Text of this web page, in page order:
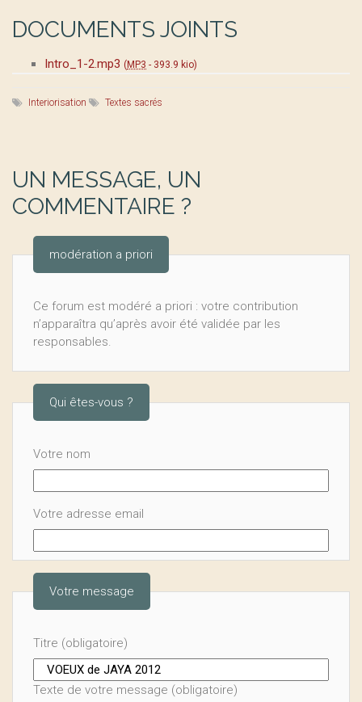
DOCUMENTS JOINTS
Intro_1-2.mp3 ( MP3 - 393.9 kio)
Interiorisation Textes sacrés
UN MESSAGE, UN
COMMENTAIRE ?
modération a priori
Ce forum est modéré a priori : votre contribution
n’apparaîtra qu’après avoir été validée par les
responsables.
Qui êtes-vous ?
Votre nom
Votre adresse email
Votre message
Titre (obligatoire)
Texte de votre message (obligatoire)